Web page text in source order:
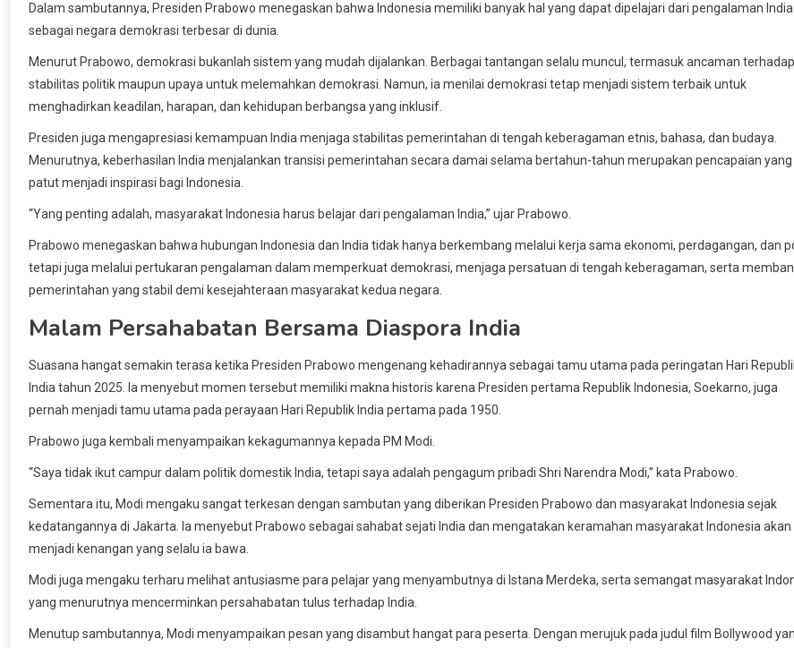
Dalam sambutannya, Presiden Prabowo menegaskan bahwa Indonesia memiliki banyak hal yang dapat dipelajari dari pengalaman India
sebagai negara demokrasi terbesar di dunia.
Menurut Prabowo, demokrasi bukanlah sistem yang mudah dijalankan. Berbagai tantangan selalu muncul, termasuk ancaman terhadap
stabilitas politik maupun upaya untuk melemahkan demokrasi. Namun, ia menilai demokrasi tetap menjadi sistem terbaik untuk
menghadirkan keadilan, harapan, dan kehidupan berbangsa yang inklusif.
Presiden juga mengapresiasi kemampuan India menjaga stabilitas pemerintahan di tengah keberagaman etnis, bahasa, dan budaya.
Menurutnya, keberhasilan India menjalankan transisi pemerintahan secara damai selama bertahun-tahun merupakan pencapaian yang
patut menjadi inspirasi bagi Indonesia.
“Yang penting adalah, masyarakat Indonesia harus belajar dari pengalaman India,” ujar Prabowo.
Prabowo menegaskan bahwa hubungan Indonesia dan India tidak hanya berkembang melalui kerja sama ekonomi, perdagangan, dan
tetapi juga melalui pertukaran pengalaman dalam memperkuat demokrasi, menjaga persatuan di tengah keberagaman, serta
pemerintahan yang stabil demi kesejahteraan masyarakat kedua negara.
Malam Persahabatan Bersama Diaspora India
Suasana hangat semakin terasa ketika Presiden Prabowo mengenang kehadirannya sebagai tamu utama pada peringatan Hari
India tahun 2025. Ia menyebut momen tersebut memiliki makna historis karena Presiden pertama Republik Indonesia, Soekarno, juga
pernah menjadi tamu utama pada perayaan Hari Republik India pertama pada 1950.
Prabowo juga kembali menyampaikan kekagumannya kepada PM Modi.
“Saya tidak ikut campur dalam politik domestik India, tetapi saya adalah pengagum pribadi Shri Narendra Modi,” kata Prabowo.
Sementara itu, Modi mengaku sangat terkesan dengan sambutan yang diberikan Presiden Prabowo dan masyarakat Indonesia sejak
kedatangannya di Jakarta. Ia menyebut Prabowo sebagai sahabat sejati India dan mengatakan keramahan masyarakat Indonesia akan
menjadi kenangan yang selalu ia bawa.
Modi juga mengaku terharu melihat antusiasme para pelajar yang menyambutnya di Istana Merdeka, serta semangat masyarakat
yang menurutnya mencerminkan persahabatan tulus terhadap India.
Menutup sambutannya, Modi menyampaikan pesan yang disambut hangat para peserta. Dengan merujuk pada judul film Bollywood